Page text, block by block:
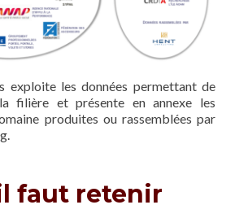
exploite les données permettant de
filière et présente en annexe les
produites ou rassemblées par
faut retenir